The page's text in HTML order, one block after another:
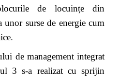
de locuințe din
unor surse de energie cum
de management integrat
3s-a realizat cu sprijin